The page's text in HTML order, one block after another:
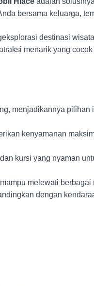
bersama keluarga,
destinasi
menarik yang
menjadikannya pilihan
kenyamanan
kursi yang nyaman
melewati
dengan